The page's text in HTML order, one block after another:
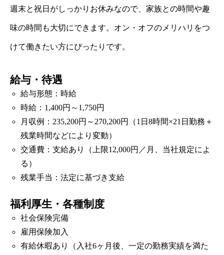
週末と祝日がしっかりお休みなので、家族との時間や趣
味の時間も大切にできます。オン・オフのメリハリをつ
けて働きたい方にぴったりです。
給与・待遇
給与形態：時給
時給：1,400円～1,750円
月収例：235,200円～270,200円（1日8時間×21日勤務＋
残業時間などにより変動）
交通費：支給あり（上限12,000円／月、当社規定によ
る）
残業手当：法定に基づき支給
福利厚生・各種制度
社会保険完備
雇用保険加入
有給休暇あり（入社6ヶ月後、一定の勤務実績を満た